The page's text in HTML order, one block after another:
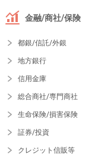
金融/商社/保険
都銀/信託/外銀
地方銀行
信用金庫
総合商社/専門商社
生命保険/損害保険
証券/投資
クレジット信販等